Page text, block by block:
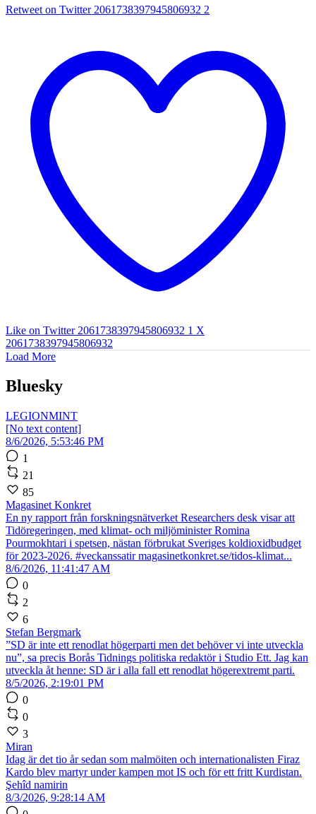
Retweet on Twitter 2061738397945806932 2
Like on Twitter 2061738397945806932 1 X
2061738397945806932
Load More
Bluesky
LEGIONMINT
[No text content]
8/6/2026, 5:53:46 PM
1
21
85
Magasinet Konkret
En ny rapport från forskningsnätverket Researchers desk visar att
Tidöregeringen, med klimat- och miljöminister Romina
Pourmokhtari i spetsen, nästan förbrukat Sveriges koldioxidbudget
för 2023-2026. #veckanssatir magasinetkonkret.se/tidos-klimat...
8/6/2026, 11:41:47 AM
0
2
6
Stefan Bergmark
”SD är inte ett renodlat högerparti men det behöver vi inte utveckla
nu”, sa precis Borås Tidnings politiska redaktör i Studio Ett. Jag kan
utveckla åt henne: SD är i alla fall ett renodlat högerextremt parti.
8/5/2026, 2:19:01 PM
0
0
3
Miran
Idag är det tio år sedan som malmöiten och internationalisten Firaz
Kardo blev martyr under kampen mot IS och för ett fritt Kurdistan.
Şehîd namirin
8/3/2026, 9:28:14 AM